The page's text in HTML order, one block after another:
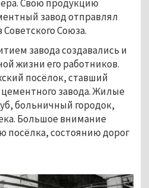
Свою продукцию
завод отправлял
Союза.
завода создавались и
жизни его работников.
посёлок, ставший
завода. Жилые
больничный городок,
Большое внимание
посёлка, состоянию дорог